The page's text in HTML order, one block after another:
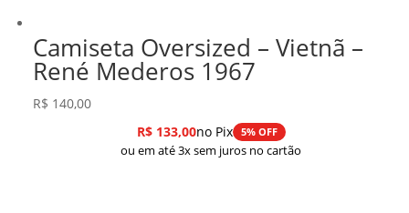
Camiseta Oversized – Vietnã –
René Mederos 1967
R$ 140,00
R$133,00no Pix 5% OFF
ou em até 3x sem juros no cartão